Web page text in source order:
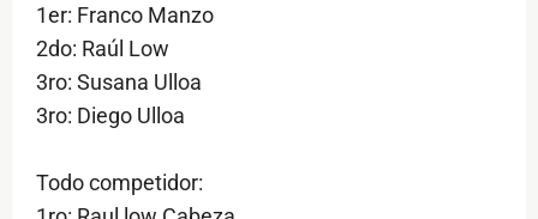
1er: Franco Manzo
2do: Raúl Low
3ro: Susana Ulloa
3ro: Diego Ulloa
Todo competidor: